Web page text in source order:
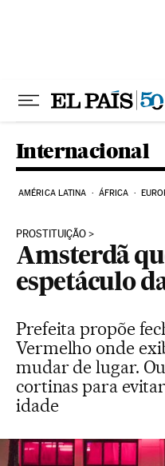
Internacional
AMÉRICA LATINA ÁFRICA
PROSTITUIÇÃO
Amsterdã
espetáculo
Prefeita propõe
Vermelho onde
mudar de lugar.
cortinas para
idade